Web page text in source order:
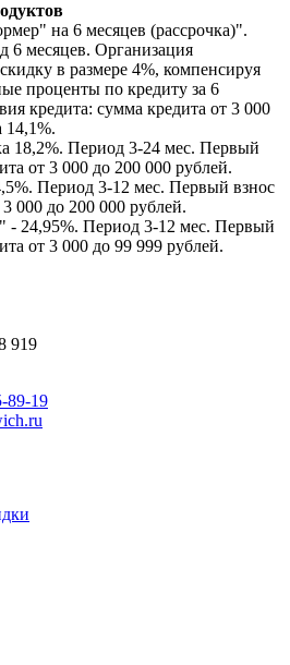
на 6 месяцев (рассрочка)".
6 месяцев. Организация
в размере 4%, компенсируя
проценты по кредиту за 6
кредита: сумма кредита от 3 000
14,1%.
18,2%. Период 3-24 мес. Первый
от 3 000 до 200 000 рублей.
Период 3-12 мес. Первый взнос
000 до 200 000 рублей.
- 24,95%. Период 3-12 мес. Первый
от 3 000 до 99 999 рублей.
919
89-19